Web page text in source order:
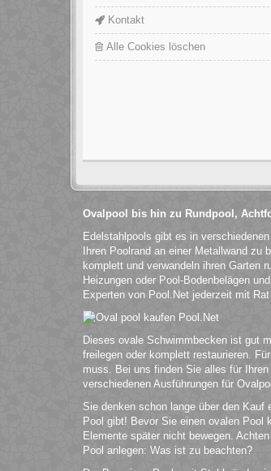
Kontakt
Alle Cookies löschen
Ovalpool bis hin zu Rundpool,
Edelstahlpools gibt es in
Ihren Poolrand an einer Metallwand zu
komplett und verwandeln ihren Garten
Heizungen oder Pool-Bodenbelägen
Experten von Pool.Net jederzeit mit
Dieses ovale Schwimmbecken ist gut
freilegen oder komplett restaurieren.
muss. Bei uns finden Sie alles für
verschiedenen Ausführungen für
Sie denken schon lange über den
Pool gibt! Bevor Sie einen ovalen
Elemente später nicht bewegen.
Pool anlegen: Was ist zu beachten?